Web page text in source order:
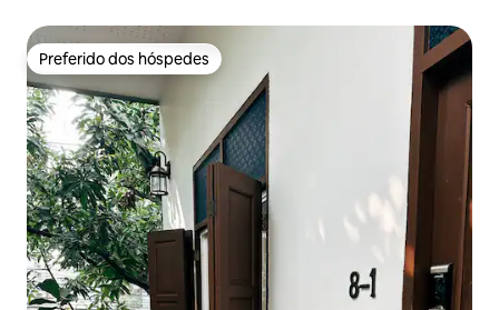
Preferido dos hóspedes
Preferido dos hóspedes